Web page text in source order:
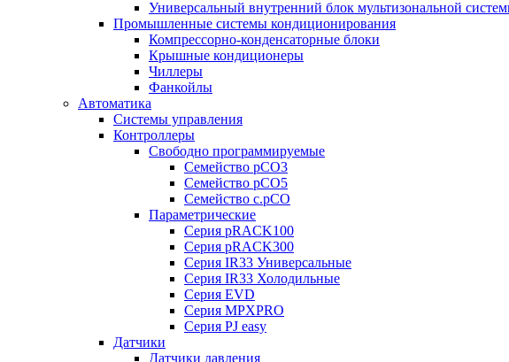
Универсальный внутренний блок мультизональной
Промышленные системы кондиционирования
Компрессорно-конденсаторные блоки
Крышные кондиционеры
Чиллеры
Фанкойлы
Автоматика
Системы управления
Контроллеры
Свободно программируемые
Семейство pCO3
Семейство pCO5
Семейство c.pCO
Параметрические
Серия pRACK100
Серия pRACK300
Серия IR33 Универсальные
Серия IR33 Холодильные
Серия EVD
Серия MPXPRO
Серия PJ easy
Датчики
Датчики давления